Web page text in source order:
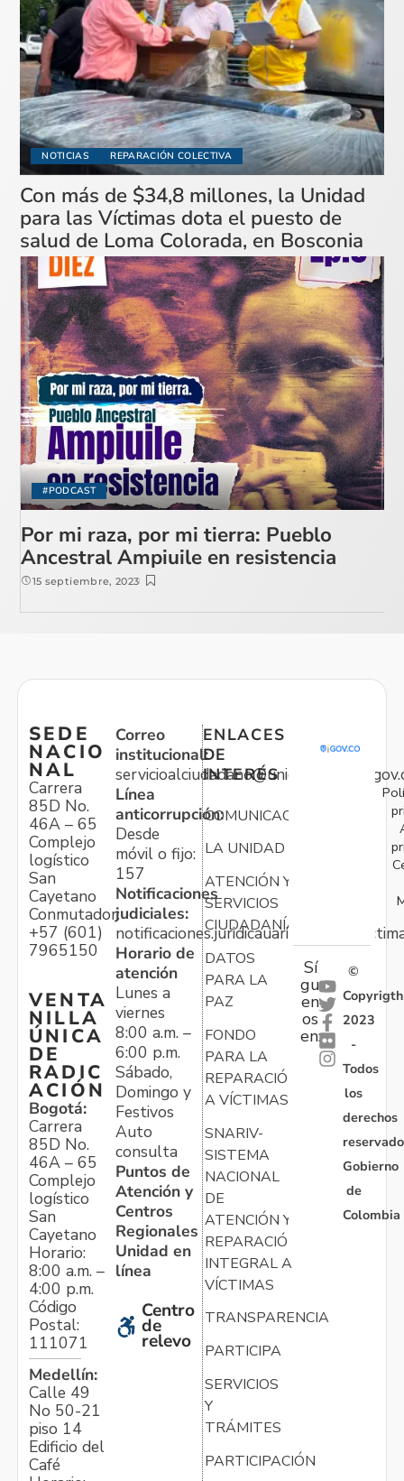
NOTICIAS REPARACIÓN COLECTIVA
Con más de $34,8 millones, la Unidad
para las Víctimas dota el puesto de
salud de Loma Colorada, en Bosconia
#PODCAST
Por mi raza, por mi tierra: Pueblo
Ancestral Ampiuile en resistencia
15 septiembre, 2023
SEDE
NACIO
NAL
Carrera
85D No.
46A – 65
Complejo
logístico
San
Cayetano
Conmutador:
+57 (601)
7965150
VENTA
NILLA
ÚNICA
DE
RADIC
ACIÓN
Bogotá:
Carrera
85D No.
46A – 65
Complejo
logístico
San
Cayetano
Horario:
8:00 a.m. –
4:00 p.m.
Código
Postal:
111071
Medellín:
Calle 49
No 50-21
piso 14
Edificio del
Café
Correo
institucional:
Línea
anticorrupción:
Desde
móvil o fijo:
157
Notificaciones
judiciales:
Horario de
atención
Lunes a
viernes
8:00 a.m. –
6:00 p.m.
Sábado,
Domingo y
Festivos
Auto
consulta
Puntos de
Atención y
Centros
Regionales
Unidad en
línea
Centro
de
relevo
ENLACES
DE
INTERÉS
COMUNICACIONES
LA UNIDAD
ATENCIÓN Y
SERVICIOS
CIUDADANÍA
DATOS
PARA LA
PAZ
FONDO
PARA LA
REPARACIÓN
A VÍCTIMAS
SNARIV-
SISTEMA
NACIONAL
DE
ATENCIÓN Y
REPARACIÓN
INTEGRAL A
VÍCTIMAS
TRANSPARENCIA
PARTICIPA
SERVICIOS
Y
TRÁMITES
PARTICIPACIÓN
Sí
gu
en
os
en:
©
Copyrigth
2023
-
Todos
los
derechos
Gobierno
de
Colombia